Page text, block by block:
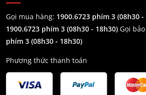
Gọi mua hàng: 1900.6723 phím 3 (08h30 -
1900.6723 phím 3 (08h30 - 18h30) Gọi
phím 3 (08h30 - 18h30)
Phương thức thanh toán